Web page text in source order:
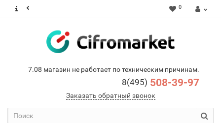
0
7.08 магазин не работает по техническим причинам.
8(495) 508-39-97
Заказать обратный звонок